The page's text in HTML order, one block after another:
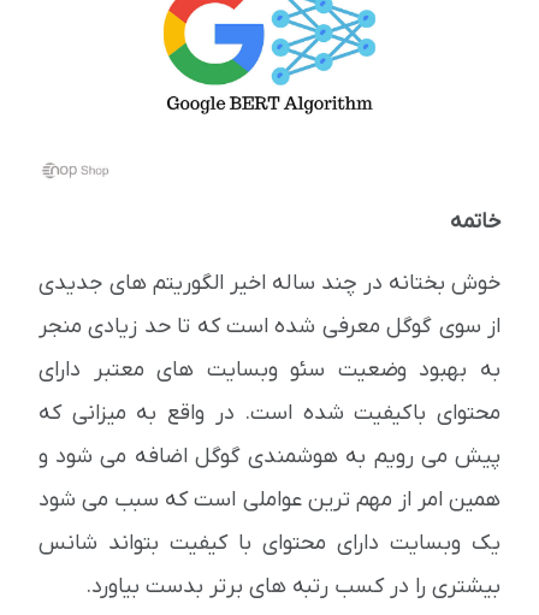
خاتمه
خوش بختانه در چند ساله اخیر الگوریتم های جدیدی
از سوی گوگل معرفی شده است که تا حد زیادی منجر
به بهبود وضعیت سئو وبسایت های معتبر دارای
محتوای باکیفیت شده است. در واقع به میزانی که
پیش می رویم به هوشمندی گوگل اضافه می شود و
همین امر از مهم ترین عواملی است که سبب می شود
یک وبسایت دارای محتوای با کیفیت بتواند شانس
بیشتری را در کسب رتبه های برتر بدست بیاورد.